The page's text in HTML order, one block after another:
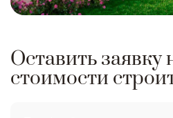
Оставить заявку
стоимости